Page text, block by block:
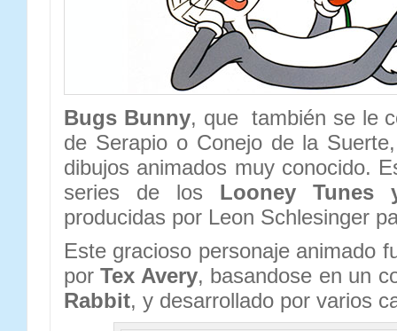
Bugs Bunny, que también se le
de Serapio o Conejo de la
dibujos animados muy conocido.
series de los Looney Tunes
producidas por Leon Schlesinger
Este gracioso personaje animado
porTex Avery, basandose en un
Rabbit, y desarrollado por varios